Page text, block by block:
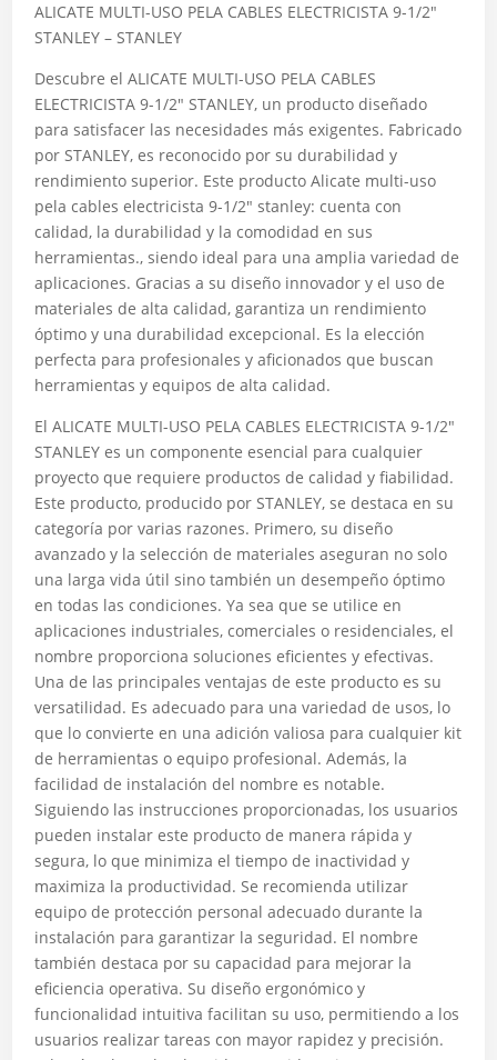
ALICATE MULTI-USO PELA CABLES ELECTRICISTA 9-1/2″
STANLEY – STANLEY
Descubre el ALICATE MULTI-USO PELA CABLES
ELECTRICISTA 9-1/2″ STANLEY, un producto diseñado
para satisfacer las necesidades más exigentes. Fabricado
por STANLEY, es reconocido por su durabilidad y
rendimiento superior. Este producto Alicate multi-uso
pela cables electricista 9-1/2″ stanley: cuenta con
calidad, la durabilidad y la comodidad en sus
herramientas., siendo ideal para una amplia variedad de
aplicaciones. Gracias a su diseño innovador y el uso de
materiales de alta calidad, garantiza un rendimiento
óptimo y una durabilidad excepcional. Es la elección
perfecta para profesionales y aficionados que buscan
herramientas y equipos de alta calidad.
El ALICATE MULTI-USO PELA CABLES ELECTRICISTA 9-1/2″
STANLEY es un componente esencial para cualquier
proyecto que requiere productos de calidad y fiabilidad.
Este producto, producido por STANLEY, se destaca en su
categoría por varias razones. Primero, su diseño
avanzado y la selección de materiales aseguran no solo
una larga vida útil sino también un desempeño óptimo
en todas las condiciones. Ya sea que se utilice en
aplicaciones industriales, comerciales o residenciales, el
nombre proporciona soluciones eficientes y efectivas.
Una de las principales ventajas de este producto es su
versatilidad. Es adecuado para una variedad de usos, lo
que lo convierte en una adición valiosa para cualquier kit
de herramientas o equipo profesional. Además, la
facilidad de instalación del nombre es notable.
Siguiendo las instrucciones proporcionadas, los usuarios
pueden instalar este producto de manera rápida y
segura, lo que minimiza el tiempo de inactividad y
maximiza la productividad. Se recomienda utilizar
equipo de protección personal adecuado durante la
instalación para garantizar la seguridad. El nombre
también destaca por su capacidad para mejorar la
eficiencia operativa. Su diseño ergonómico y
funcionalidad intuitiva facilitan su uso, permitiendo a los
usuarios realizar tareas con mayor rapidez y precisión.